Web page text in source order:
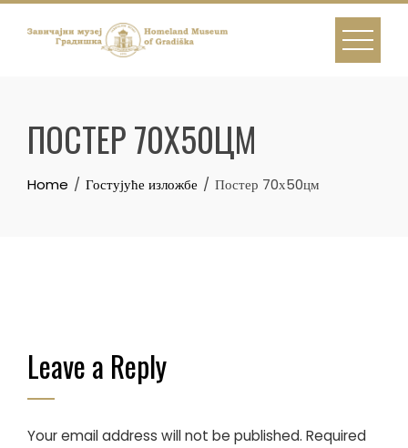
Skip
ПОСТЕР 70Х50ЦМ
Home Гостујуће изложбе Постер 70х50цм
Leave a Reply
Your email address will not be published. Required